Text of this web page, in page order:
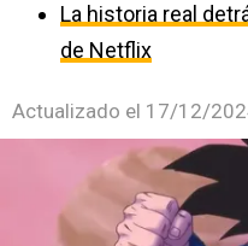
La historia real
de Netflix
Actualizado el 17/12/